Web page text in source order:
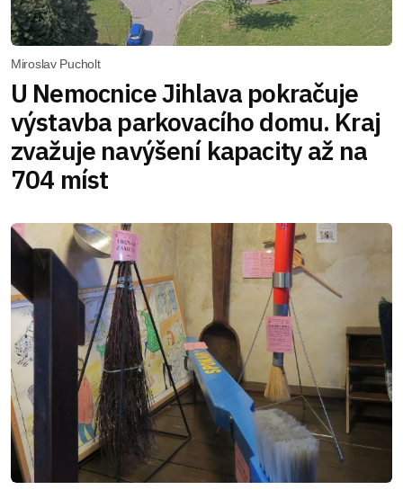
Miroslav Pucholt
U Nemocnice Jihlava pokračuje
výstavba parkovacího domu. Kraj
zvažuje navýšení kapacity až na
704 míst